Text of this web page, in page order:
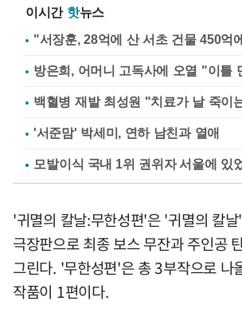
이시간 핫뉴스
"서장훈, 28억에 산 서초 건물 450억
방은희, 어머니 고독사에 오열 "이틀
백혈병 재발 최성원 "치료가 날 죽이
'서준맘' 박세미, 연하 남친과 열애
'귀멸의 칼날:무한성편'은 '귀멸의 칼
극장판으로 최종 보스 무잔과 주인공
그린다. '무한성편'은 총 3부작으로 나
작품이 1편이다.